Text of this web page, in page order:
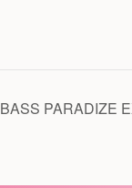
BASS PARADIZE